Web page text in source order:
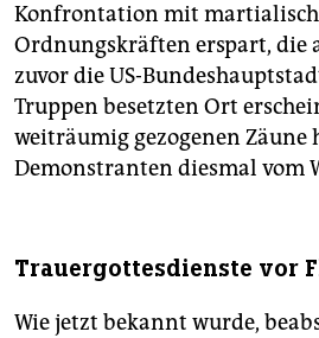
Konfrontation mit
Ordnungskräften erspart, die
zuvor die US-
Truppen besetzten Ort
weiträumig gezogenen Zäune
Demonstranten diesmal vom
Trauergottesdienste vor
Wie jetzt bekannt wurde,